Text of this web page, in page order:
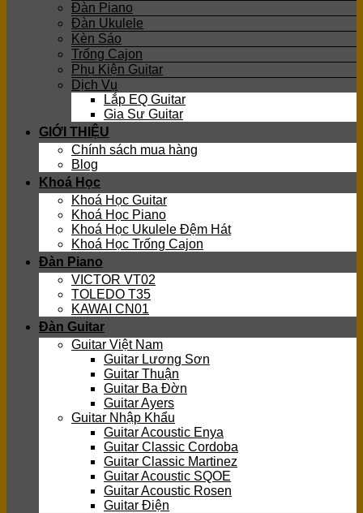
Đàn Piano
Đàn Ukulele
Kèn Sáo
Trống Cajon
Phụ Kiện Guitar
Dịch Vụ
Lắp EQ Guitar
Gia Sư Guitar
GIỚI THIỆU
Chính sách mua hàng
Blog
Khoá Học
Khoá Học Guitar
Khoá Học Piano
Khoá Học Ukulele Đệm Hát
Khoá Học Trống Cajon
Đàn Piano
VICTOR VT02
TOLEDO T35
KAWAI CN01
Đàn Guitar
Guitar Việt Nam
Guitar Lương Sơn
Guitar Thuận
Guitar Ba Đờn
Guitar Ayers
Guitar Nhập Khẩu
Guitar Acoustic Enya
Guitar Classic Cordoba
Guitar Classic Martinez
Guitar Acoustic SQOE
Guitar Acoustic Rosen
Guitar Điện